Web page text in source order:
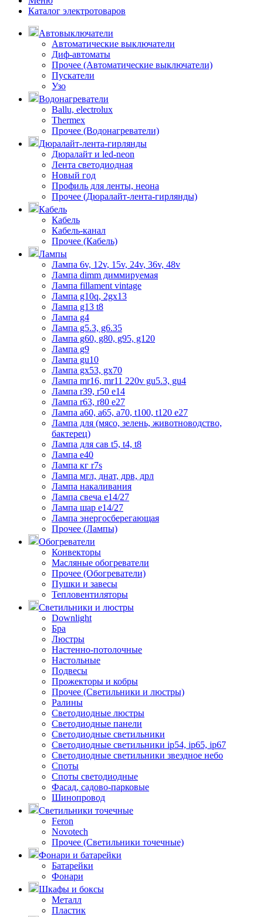
Каталог электротоваров
Автовыключатели
Автоматические выключатели
Диф-автоматы
Прочее (Автоматические выключатели)
Пускатели
Узо
Водонагреватели
Ballu, electrolux
Thermex
Прочее (Водонагреватели)
Дюралайт-лента-гирлянды
Дюралайт и led-neon
Лента светодиодная
Новый год
Профиль для ленты, неона
Прочее (Дюралайт-лента-гирлянды)
Кабель
Кабель
Кабель-канал
Прочее (Кабель)
Лампы
Лампа 6v, 12v, 15v, 24v, 36v, 48v
Лампа dimm диммируемая
Лампа fillament vintage
Лампа g10q, 2gx13
Лампа g13 t8
Лампа g4
Лампа g5.3, g6.35
Лампа g60, g80, g95, g120
Лампа g9
Лампа gu10
Лампа gx53, gx70
Лампа mr16, mr11 220v gu5.3, gu4
Лампа r39, r50 е14
Лампа r63, r80 е27
Лампа а60, а65, а70, t100, t120 е27
Лампа для (мясо, зелень, животноводство,
бактерец)
Лампа для сав t5, t4, t8
Лампа е40
Лампа кг r7s
Лампа мгл, днат, дрв, дрл
Лампа накаливания
Лампа свеча е14/27
Лампа шар е14/27
Лампа энергосберегающая
Прочее (Лампы)
Обогреватели
Конвекторы
Масляные обогреватели
Прочее (Обогреватели)
Пушки и завесы
Тепловентиляторы
Светильники и люстры
Downlight
Бра
Люстры
Настенно-потолочные
Настольные
Подвесы
Прожекторы и кобры
Прочее (Светильники и люстры)
Ралины
Светодиодные люстры
Светодиодные панели
Светодиодные светильники
Светодиодные светильники ip54, ip65, ip67
Светодиодные светильники звездное небо
Споты
Споты светодиодные
Фасад, садово-парковые
Шинопровод
Светильники точечные
Feron
Novotech
Прочее (Светильники точечные)
Фонари и батарейки
Батарейки
Фонари
Шкафы и боксы
Металл
Пластик